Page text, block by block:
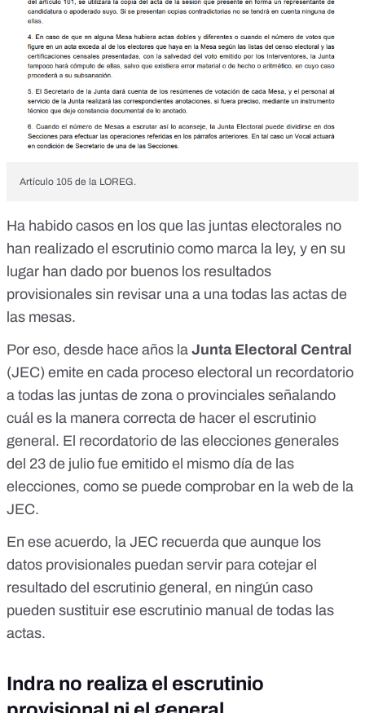
Artículo 105 de la LOREG.
Ha habido casos en los que las juntas electorales no
han realizado el escrutinio como marca la ley, y en su
lugar han dado por buenos los resultados
provisionales sin revisar una a una todas las actas de
las mesas.
Por eso, desde hace años la Junta Electoral Central
(JEC) emite en cada proceso electoral un recordatorio
a todas las juntas de zona o provinciales señalando
cuál es la manera correcta de hacer el escrutinio
general. El recordatorio de las elecciones generales
del 23 de julio fue emitido el mismo día de las
elecciones, como se puede comprobar en la web de la
JEC.
En ese acuerdo, la JEC recuerda que aunque los
datos provisionales puedan servir para cotejar el
resultado del escrutinio general, en ningún caso
pueden sustituir ese escrutinio manual de todas las
actas.
Indra no realiza el escrutinio